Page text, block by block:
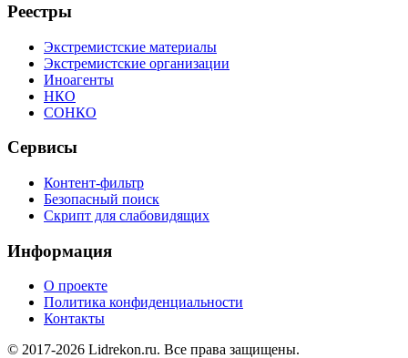
Реестры
Экстремистские материалы
Экстремистские организации
Иноагенты
НКО
СОНКО
Сервисы
Контент-фильтр
Безопасный поиск
Скрипт для слабовидящих
Информация
О проекте
Политика конфиденциальности
Контакты
© 2017-2026 Lidrekon.ru. Все права защищены.